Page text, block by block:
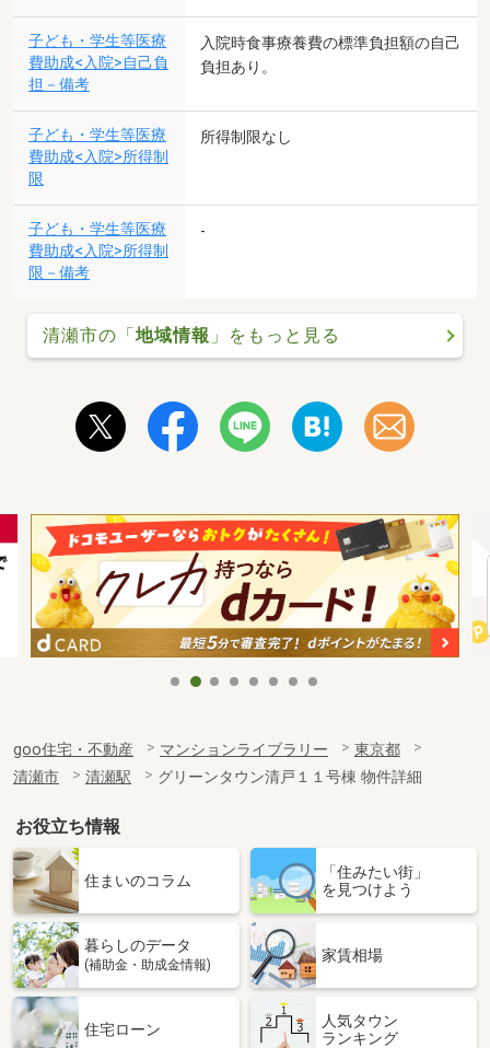
子ども・学生等医療
費助成<入院>自己負
担－備考
入院時食事療養費の標準負担額の自己
負担あり。
子ども・学生等医療
費助成<入院>所得制
限
所得制限なし
子ども・学生等医療
費助成<入院>所得制
限－備考
-
清瀬市の「地域情報 」をもっと見る
goo住宅・不動産 マンションライブラリー
東京都
清瀬市
清瀬駅 グリーンタウン清戸１１号棟 物件詳細
お役立ち情報
住まいのコラム
「住みたい街」
を見つけよう
暮らしのデータ
(補助金・助成金情報)
家賃相場
住宅ローン
人気タウン
ランキング